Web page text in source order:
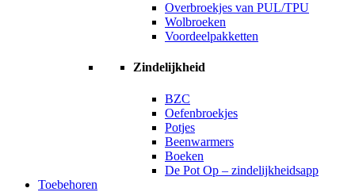
Overbroekjes van PUL/TPU
Wolbroeken
Voordeelpakketten
Zindelijkheid
BZC
Oefenbroekjes
Potjes
Beenwarmers
Boeken
De Pot Op – zindelijkheidsapp
Toebehoren